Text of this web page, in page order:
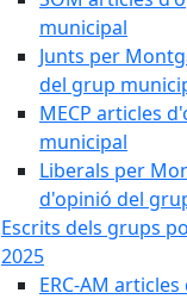
municipal
Junts per
del grup
MECP articles
municipal
Liberals per
d'opinió del
Escrits dels grups
2025
ERC-AM